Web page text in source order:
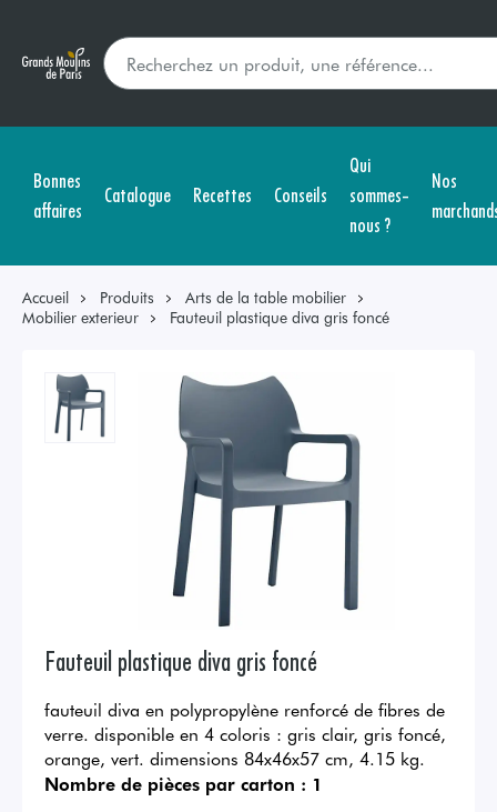
Bonnes
affaires
Catalogue Recettes Conseils
Qui
sommes-
nous ?
Nos
Accueil Produits
Arts de la table mobilier
Mobilier exterieur
Fauteuil plastique diva gris foncé
Fauteuil plastique diva gris foncé
fauteuil diva en polypropylène renforcé de fibres de
verre. disponible en 4 coloris : gris clair, gris foncé,
orange, vert. dimensions 84x46x57 cm, 4.15 kg.
Nombre de pièces par carton : 1